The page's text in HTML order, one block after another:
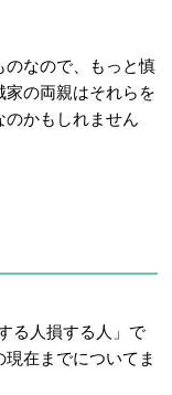
のなので、もっと慎
の両親はそれらを
かもしれません
る人損する人」で
在までについてま